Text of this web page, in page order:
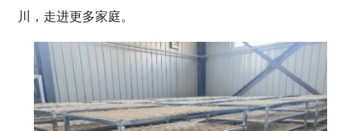
川，走进更多家庭。